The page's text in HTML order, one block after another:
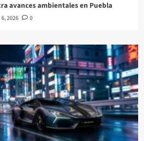
avances ambientales en Puebla
2026 0